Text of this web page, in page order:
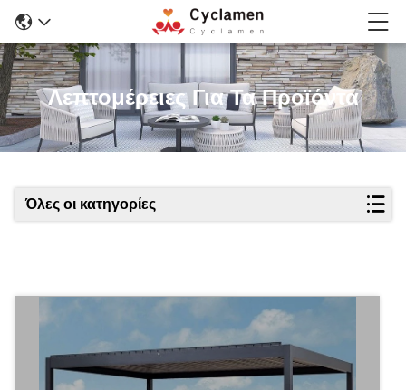
Λεπτομέρειες Για Τα Προϊόντα
Όλες οι κατηγορίες